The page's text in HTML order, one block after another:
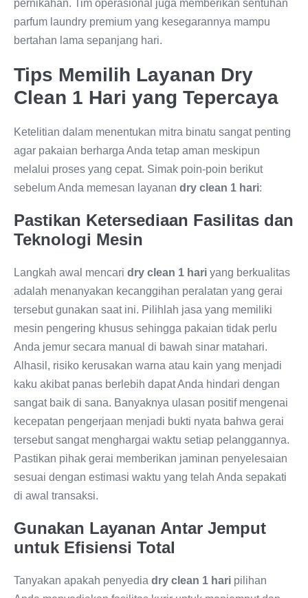
pernikahan. Tim operasional juga memberikan sentuhan
parfum laundry premium yang kesegarannya mampu
bertahan lama sepanjang hari.
Tips Memilih Layanan Dry
Clean 1 Hari yang Tepercaya
Ketelitian dalam menentukan mitra binatu sangat penting
agar pakaian berharga Anda tetap aman meskipun
melalui proses yang cepat. Simak poin-poin berikut
sebelum Anda memesan layanan dry clean 1 hari:
Pastikan Ketersediaan Fasilitas dan
Teknologi Mesin
Langkah awal mencari dry clean 1 hari yang berkualitas
adalah menanyakan kecanggihan peralatan yang gerai
tersebut gunakan saat ini. Pilihlah jasa yang memiliki
mesin pengering khusus sehingga pakaian tidak perlu
Anda jemur secara manual di bawah sinar matahari.
Alhasil, risiko kerusakan warna atau kain yang menjadi
kaku akibat panas berlebih dapat Anda hindari dengan
sangat baik di sana. Banyaknya ulasan positif mengenai
kecepatan pengerjaan menjadi bukti nyata bahwa gerai
tersebut sangat menghargai waktu setiap pelanggannya.
Pastikan pihak gerai memberikan jaminan penyelesaian
sesuai dengan estimasi waktu yang telah Anda sepakati
di awal transaksi.
Gunakan Layanan Antar Jemput
untuk Efisiensi Total
Tanyakan apakah penyedia dry clean 1 hari pilihan